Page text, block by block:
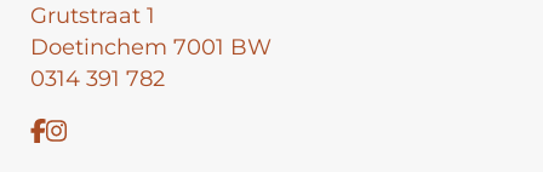
Grutstraat 1
Doetinchem 7001 BW
0314 391 782